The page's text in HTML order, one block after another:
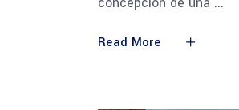
Read More